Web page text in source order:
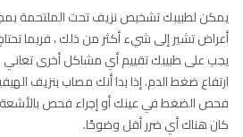
يمكن لطبيبك تشخيص نزيف تحت الملتحمة
أعراض تشير إلى شيء أكثر من ذلك ، فربما
يجب على طبيبك تقييم أي مشاكل أخرى
ارتفاع ضغط الدم. إذا بدا أنك مصاب بنزيف
فحص الضغط في عينك أو إجراء فحص بالأشعة
كان هناك أي ضرر أقل وضوحًا.